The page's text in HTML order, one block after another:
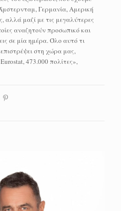
Γερμανία, Αμερική
αλλά μαζί με τις μεγαλύτερες
αναζητούν προσωπικό και
σε μία ημέρα. Όλο αυτό τι
στη χώρα μας,
473.000 πολίτες»,